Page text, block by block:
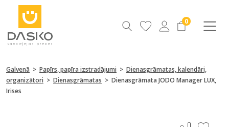
0
Galvenā > Papīrs, papīra izstradājumi > Dienasgrāmatas, kalendāri,
organizātori > Dienasgrāmatas > Dienasgrāmata JODO Manager LUX,
Irises